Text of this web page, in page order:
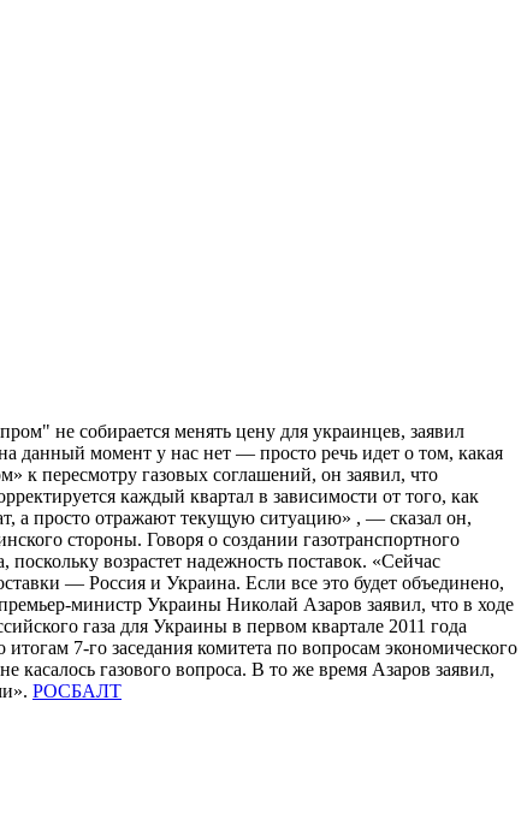
не собирается менять цену для украинцев, заявил
данный момент у нас нет — просто речь идет о том, какая
к пересмотру газовых соглашений, он заявил, что
каждый квартал в зависимости от того, как
а просто отражают текущую ситуацию» , — сказал он,
стороны. Говоря о создании газотранспортного
возрастет надежность поставок. «Сейчас
— Россия и Украина. Если все это будет объединено,
министр Украины Николай Азаров заявил, что в ходе
газа для Украины в первом квартале 2011 года
7-го заседания комитета по вопросам экономического
газового вопроса. В то же время Азаров заявил,
РОСБАЛТ